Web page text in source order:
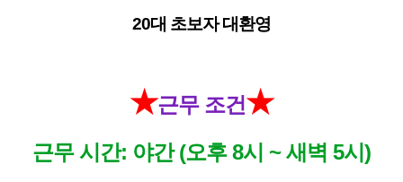
20대 초보자 대환영
★근무 조건★
근무 시간: 야간 (오후 8시 ~ 새벽 5시)